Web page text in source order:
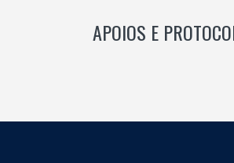
APOIOS E